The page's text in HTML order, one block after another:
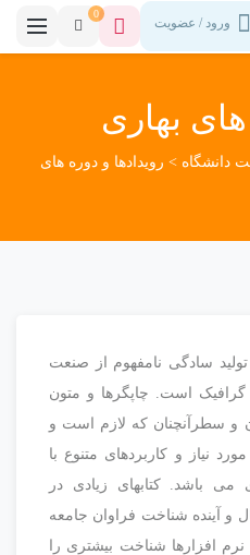
ورود / عضویت
0
های بهاری
دانشگاه > رویدادها و دوره های
سادگی نامفهوم از صنعت
گرافیک است. چاپگرها و متون
و سطرآنچنان که لازم است و
نیاز و کاربردهای متنوع با
می باشد. کتابهای زیادی در
آینده شناخت فراوان جامعه
افزارها شناخت بیشتری را